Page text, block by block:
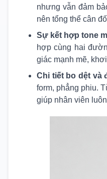
nhưng vẫn đảm
nên tổng thể cân
Sự kết hợp tone
hợp cùng hai
giác mạnh mẽ,
Chi tiết bo dệt và
form, phẳng phiu.
giúp nhân viên